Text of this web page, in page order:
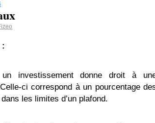
:
investissement donne droit à
ci correspond à un pourcentage
les limites d’un plafond.